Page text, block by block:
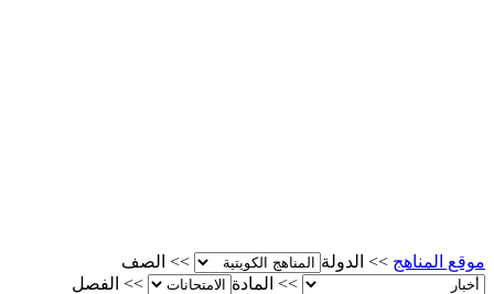
موقع المناهج >> الدولة >>
الصف
>>
المادة >>
الفصل